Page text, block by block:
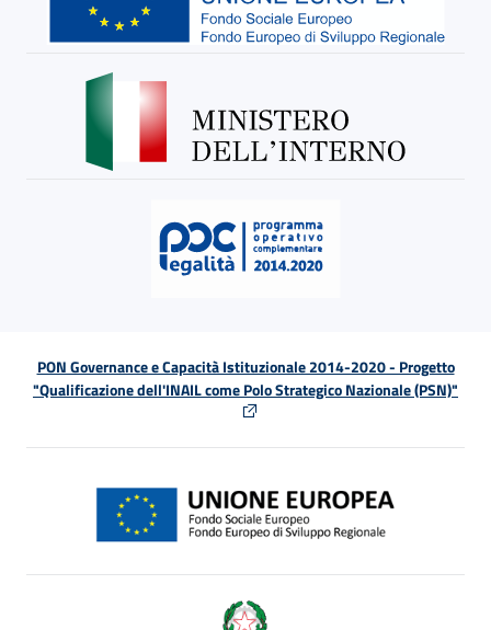
PON Governance e Capacità Istituzionale 2014-2020 - Progetto
"Qualificazione dell'INAIL come Polo Strategico Nazionale (PSN)"